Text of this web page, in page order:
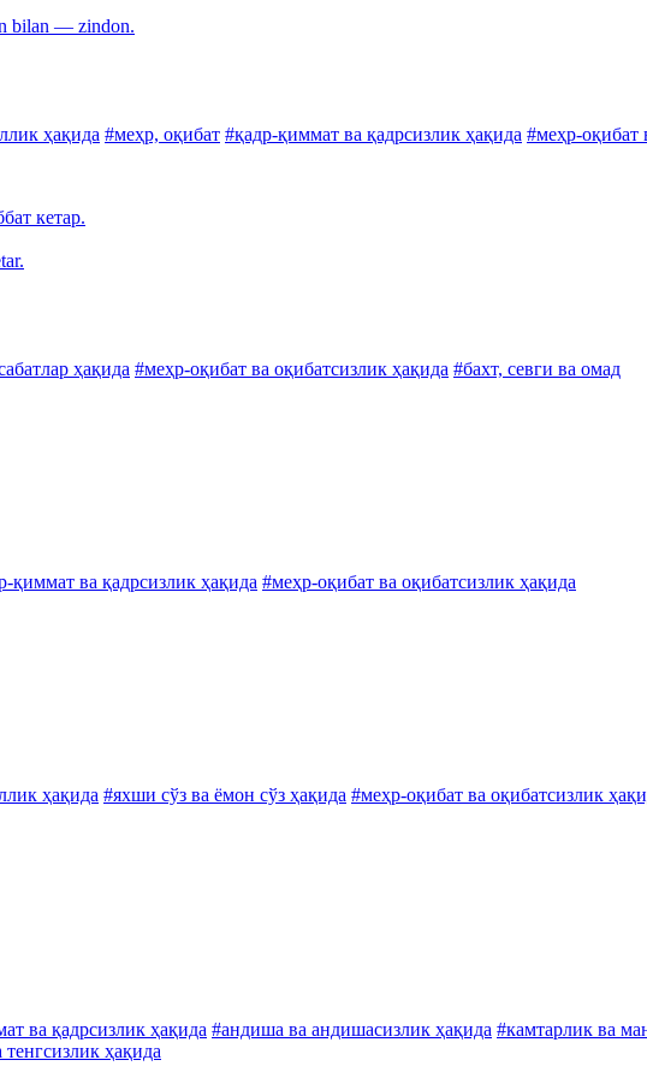
bilan — zindon.
ҳақида #меҳр, оқибат #қадр-қиммат ва қадрсизлик ҳақида #меҳр-оқибат
кетар.
ҳақида #меҳр-оқибат ва оқибатсизлик ҳақида #бахт, севги ва омад
қиммат ва қадрсизлик ҳақида #меҳр-оқибат ва оқибатсизлик ҳақида
ҳақида #яхши сўз ва ёмон сўз ҳақида #меҳр-оқибат ва оқибатсизлик
ва қадрсизлик ҳақида #андиша ва андишасизлик ҳақида #камтарлик ва
тенгсизлик ҳақида